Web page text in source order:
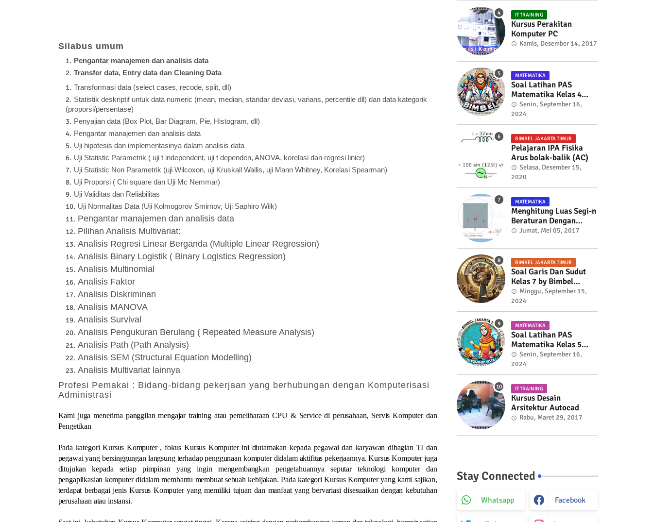
Silabus umum
Pengantar manajemen dan analisis data
Transfer data, Entry data dan Cleaning Data
Transformasi data (select cases, recode, split, dll)
Statistik deskriptif untuk data numeric (mean, median, standar deviasi, varians, percentile dll) dan data kategorik
(proporsi/persentase)
Penyajian data (Box Plot, Bar Diagram, Pie, Histogram, dll)
Pengantar manajemen dan analisis data
Uji hipotesis dan implementasinya dalam analisis data
Uji Statistic Parametrik ( uji t independent, uji t dependen, ANOVA, korelasi dan regresi linier)
Uji Statistic Non Parametrik (uji Wilcoxon, uji Kruskall Wallis, uji Mann Whitney, Korelasi Spearman)
Uji Proporsi ( Chi square dan Uji Mc Nemmar)
Uji Validitas dan Reliabilitas
Uji Normalitas Data (Uji Kolmogorov Smirnov, Uji Saphiro Wilk)
Pengantar manajemen dan analisis data
Pilihan Analisis Multivariat:
Analisis Regresi Linear Berganda (Multiple Linear Regression)
Analisis Binary Logistik ( Binary Logistics Regression)
Analisis Multinomial
Analisis Faktor
Analisis Diskriminan
Analisis MANOVA
Analisis Survival
Analisis Pengukuran Berulang ( Repeated Measure Analysis)
Analisis Path (Path Analysis)
Analisis SEM (Structural Equation Modelling)
Analisis Multivariat lainnya
Profesi Pemakai : Bidang-bidang pekerjaan yang berhubungan dengan Komputerisasi
Administrasi
Kami juga menerima panggilan mengajar training atau pemeliharaan CPU & Service di perusahaan, Servis Komputer dan
Pengetikan
Pada kategori Kursus Komputer , fokus Kursus Komputer ini diutamakan kepada pegawai dan karyawan dibagian TI dan
pegawai yang bersinggungan langsung terhadap penggunaan komputer didalam aktifitas pekerjaannya. Kursus Komputer juga
ditujukan kepada setiap pimpinan yang ingin mengembangkan pengetahuannya seputar teknologi komputer dan
pengaplikasian komputer didalam membantu membuat sebuah kebijakan. Pada kategori Kursus Komputer yang kami sajikan,
terdapat berbagai jenis Kursus Komputer yang memiliki tujuan dan manfaat yang bervariasi disesuaikan dengan kebutuhan
perusahaan atau instansi.
IT TRAINING
Kursus Perakitan
Komputer PC
Kamis, Desember 14, 2017
MATEMATIKA
Soal Latihan PAS
Matematika Kelas 4
Semester 2
Senin, September 16,
2024
BIMBEL JAKARTA TIMUR
Pelajaran IPA Fisika
Arus bolak-balik (AC)
Selasa, Desember 15,
2020
MATEMATIKA
Menghitung Luas Segi-n
Beraturan Dengan
Trigonometri
Jumat, Mei 05, 2017
BIMBEL JAKARTA TIMUR
Soal Garis Dan Sudut
Kelas 7 by Bimbel
Jakarta Timur
Minggu, September 15,
2024
MATEMATIKA
Soal Latihan PAS
Matematika Kelas 5
Semester 2
Senin, September 16,
2024
IT TRAINING
Kursus Desain
Arsitektur Autocad
Rabu, Maret 29, 2017
Stay Connected
Whatsapp Facebook